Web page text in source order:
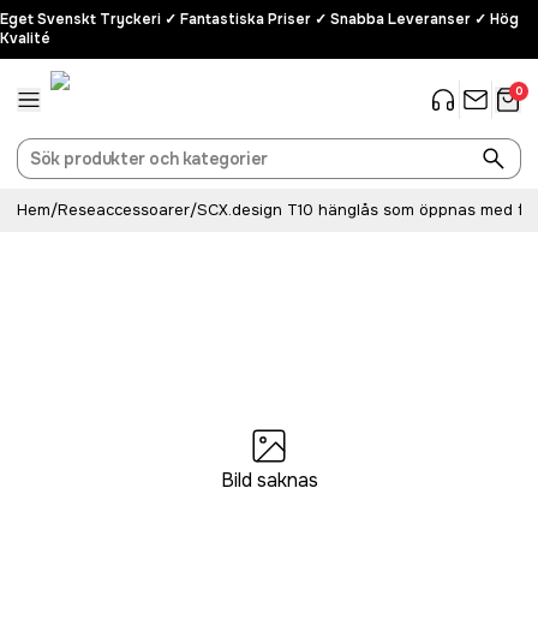
Eget Svenskt Tryckeri ✓ Fantastiska Priser ✓ Snabba Leveranser ✓ Hög
Kvalité
0
Hem/Reseaccessoarer/SCX.design T10 hänglås som öppnas med
Bild saknas